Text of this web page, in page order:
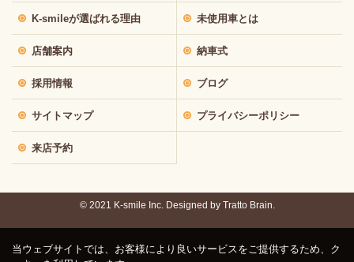
K-smileが選ばれる理由 未使用車とは
店舗案内 納車式
採用情報 ブログ
サイトマップ プライバシーポリシー
来店予約
© 2021 K-smile Inc. Designed by Tratto Brain.
当ウェブサイトでは、お客様により良いサービスをご提供するため、ク